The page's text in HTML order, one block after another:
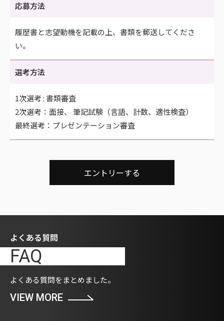
応募方法
履歴書と志望動機を記載の上、書類を郵送してくださ
い。
選考方法
1次選考 : 書類審査
2次選考：面接、 筆記試験（言語、計数、適性検査）
最終選考：プレゼンテーション審査
エントリーする
よくある質問
FAQ
よくある質問をまとめました。
VIEW MORE